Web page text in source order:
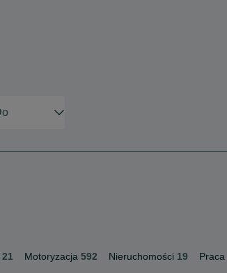
21 Motoryzacja 592 Nieruchomości 19 Praca